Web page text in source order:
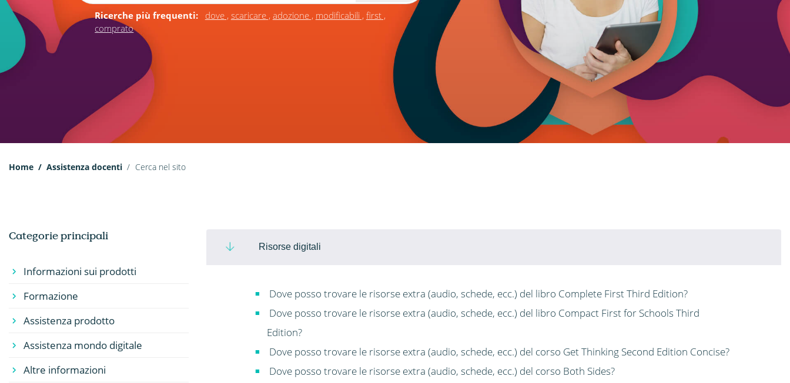
Ricerche più frequenti: dove scaricare adozione modificabili first
comprato
Home Assistenza docenti Cerca nel sito
Categorie principali
Informazioni sui prodotti
Formazione
Assistenza prodotto
Assistenza mondo digitale
Altre informazioni
Risorse digitali
Dove posso trovare le risorse extra (audio, schede, ecc.) del libro Complete First Third Edition?
Dove posso trovare le risorse extra (audio, schede, ecc.) del libro Compact First for Schools Third
Edition?
Dove posso trovare le risorse extra (audio, schede, ecc.) del corso Get Thinking Second Edition Concise?
Dove posso trovare le risorse extra (audio, schede, ecc.) del corso Both Sides?